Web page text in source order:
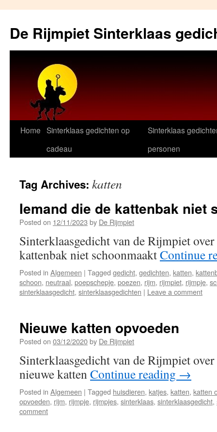
content
De Rijmpiet Sinterklaas
Home Sinterklaas gedichten op
cadeau
Sinterklaas
personen
Tag Archives: katten
Iemand die de kattenbak niet
Posted on 12/11/2023 by De Rijmpiet
Sinterklaasgedicht van de Rijmpiet
kattenbak niet schoonmaaktContinue
Posted in Algemeen | Tagged gedicht, gedichten, katten,
schoon, neutraal, poepschepje, poezen, rijm, rijmpiet, rijmpje,
sinterklaasgedicht, sinterklaasgedichten | Leave a comment
Nieuwe katten opvoeden
Posted on 03/12/2020by De Rijmpiet
Sinterklaasgedicht van de Rijmpiet
nieuwe kattenContinue reading →
Posted in Algemeen | Tagged huisdieren, katjes, katten, katten
opvoeden, rijm, rijmpje, rijmpjes, sinterklaas, sinterklaasgedicht,
comment